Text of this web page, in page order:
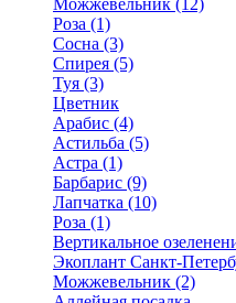
Можжевельник (12)
Роза (1)
Сосна (3)
Спирея (5)
Туя (3)
Цветник
Арабис (4)
Астильба (5)
Астра (1)
Барбарис (9)
Лапчатка (10)
Роза (1)
Вертикальное
Экоплант Санкт-
Можжевельник (2)